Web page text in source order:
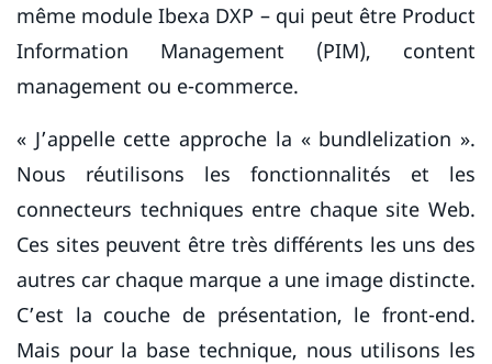
même module Ibexa DXP – qui peut être Product
Information Management (PIM), content
management ou e-commerce.
« J’appelle cette approche la « bundlelization ».
Nous réutilisons les fonctionnalités et les
connecteurs techniques entre chaque site Web.
Ces sites peuvent être très différents les uns des
autres car chaque marque a une image distincte.
C’est la couche de présentation, le front-end.
Mais pour la base technique, nous utilisons les